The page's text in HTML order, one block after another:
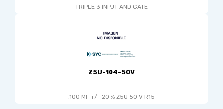
TRIPLE 3 INPUT AND GATE
Z5U-104-50V
.100 MF +/- 20 % Z5U 50 V R15